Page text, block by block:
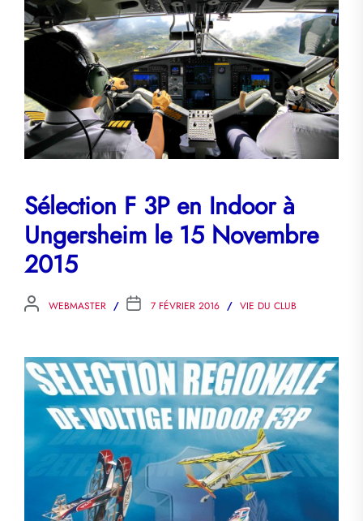
Sélection F 3P en Indoor à
Ungersheim le 15 Novembre
2015
WEBMASTER 7 FÉVRIER 2016 VIE DU CLUB